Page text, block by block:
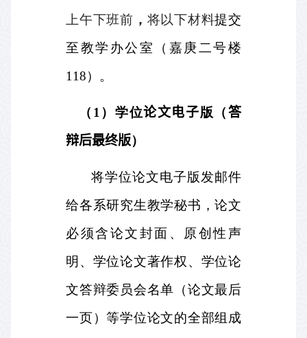
上午下班前 ， 将以下材料提交
至教学办公室（嘉庚二号楼
118）。
（ 1 ）学位论文电子版（答
辩后最终版）
将学位论文电子版发邮件
给各系研究生教学秘书，论文
必须含论文封面、原创性声
明、学位论文著作权、学位论
文答辩委员会名单（论文最后
一页）等学位论文的全部组成